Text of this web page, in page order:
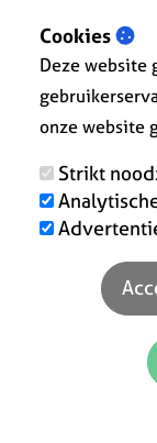
Cookies
Deze website
onze website
Strikt